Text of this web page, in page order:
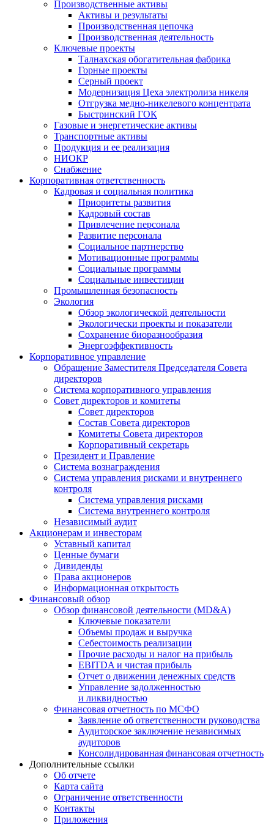
Производственные активы
Активы и результаты
Производственная цепочка
Производственная деятельность
Ключевые проекты
Талнахская обогатительная фабрика
Горные проекты
Серный проект
Модернизация Цеха электролиза никеля
Отгрузка медно-никелевого концентрата
Быстринский ГОК
Газовые и энергетические активы
Транспортные активы
Продукция и ее реализация
НИОКР
Снабжение
Корпоративная ответственность
Кадровая и социальная политика
Приоритеты развития
Кадровый состав
Привлечение персонала
Развитие персонала
Социальное партнерство
Мотивационные программы
Социальные программы
Социальные инвестиции
Промышленная безопасность
Экология
Обзор экологической деятельности
Экологически проекты и показатели
Сохранение биоразнообразия
Энергоэффективность
Корпоративное управление
Обращение Заместителя Председателя Совета
директоров
Система корпоративного управления
Совет директоров и комитеты
Совет директоров
Состав Совета директоров
Комитеты Совета директоров
Корпоративный секретарь
Президент и Правление
Система вознаграждения
Система управления рисками и внутреннего
контроля
Система управления рисками
Система внутреннего контроля
Независимый аудит
Акционерам и инвесторам
Уставный капитал
Ценные бумаги
Дивиденды
Права акционеров
Информационная открытость
Финансовый обзор
Обзор финансовой деятельности (MD&A)
Ключевые показатели
Объемы продаж и выручка
Себестоимость реализации
Прочие расходы и налог на прибыль
EBITDA и чистая прибыль
Отчет о движении денежных средств
Управление задолженностью
и ликвидностью
Финансовая отчетность по МСФО
Заявление об ответственности руководства
Аудиторское заключение независимых
аудиторов
Консолидированная финансовая отчетность
Дополнительные ссылки
Об отчете
Карта сайта
Ограничение ответственности
Контакты
Приложения